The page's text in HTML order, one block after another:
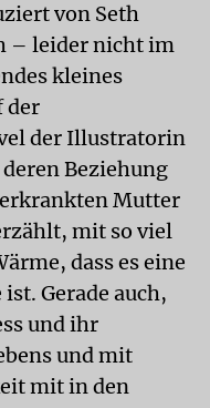
von Seth
– leider nicht im
kleines
der
der Illustratorin
Beziehung
Mutter
mit so viel
dass es eine
Gerade auch,
und ihr
und mit
mit in den